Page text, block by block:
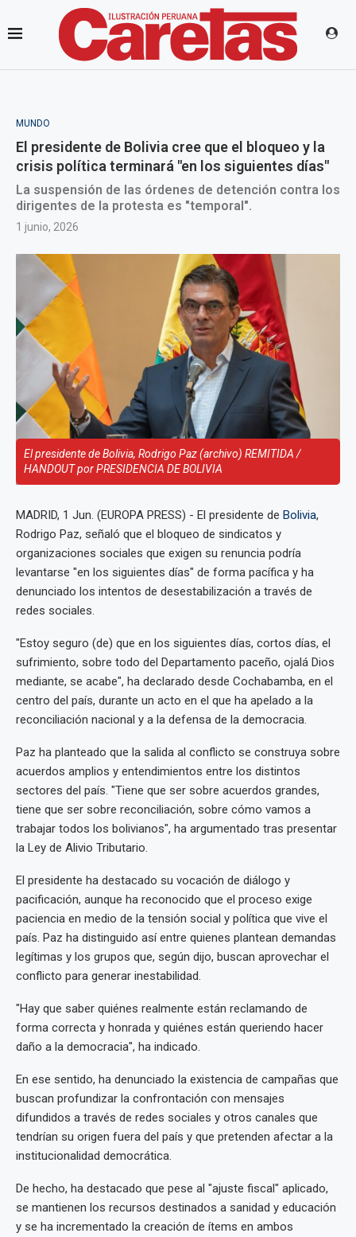
MUNDO
El presidente de Bolivia cree que el bloqueo y la
crisis política terminará "en los siguientes días"
La suspensión de las órdenes de detención contra los
dirigentes de la protesta es "temporal".
1 junio, 2026
El presidente de Bolivia, Rodrigo Paz (archivo) REMITIDA /
HANDOUT por PRESIDENCIA DE BOLIVIA
MADRID, 1 Jun. (EUROPA PRESS) - El presidente de Bolivia,
Rodrigo Paz, señaló que el bloqueo de sindicatos y
organizaciones sociales que exigen su renuncia podría
levantarse "en los siguientes días" de forma pacífica y ha
denunciado los intentos de desestabilización a través de
redes sociales.
"Estoy seguro (de) que en los siguientes días, cortos días, el
sufrimiento, sobre todo del Departamento paceño, ojalá Dios
mediante, se acabe", ha declarado desde Cochabamba, en el
centro del país, durante un acto en el que ha apelado a la
reconciliación nacional y a la defensa de la democracia.
Paz ha planteado que la salida al conflicto se construya sobre
acuerdos amplios y entendimientos entre los distintos
sectores del país. "Tiene que ser sobre acuerdos grandes,
tiene que ser sobre reconciliación, sobre cómo vamos a
trabajar todos los bolivianos", ha argumentado tras presentar
la Ley de Alivio Tributario.
El presidente ha destacado su vocación de diálogo y
pacificación, aunque ha reconocido que el proceso exige
paciencia en medio de la tensión social y política que vive el
país. Paz ha distinguido así entre quienes plantean demandas
legítimas y los grupos que, según dijo, buscan aprovechar el
conflicto para generar inestabilidad.
"Hay que saber quiénes realmente están reclamando de
forma correcta y honrada y quiénes están queriendo hacer
daño a la democracia", ha indicado.
En ese sentido, ha denunciado la existencia de campañas que
buscan profundizar la confrontación con mensajes
difundidos a través de redes sociales y otros canales que
tendrían su origen fuera del país y que pretenden afectar a la
institucionalidad democrática.
De hecho, ha destacado que pese al "ajuste fiscal" aplicado,
se mantienen los recursos destinados a sanidad y educación
y se ha incrementado la creación de ítems en ambos